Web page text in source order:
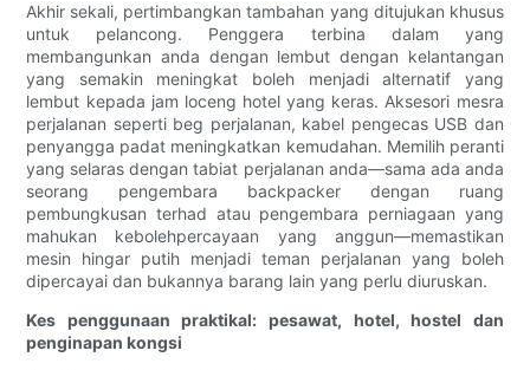
Akhir sekali, pertimbangkan tambahan yang ditujukan khusus
untuk pelancong. Penggera terbina dalam yang
membangunkan anda dengan lembut dengan kelantangan
yang semakin meningkat boleh menjadi alternatif yang
lembut kepada jam loceng hotel yang keras. Aksesori mesra
perjalanan seperti beg perjalanan, kabel pengecas USB dan
penyangga padat meningkatkan kemudahan. Memilih peranti
yang selaras dengan tabiat perjalanan anda—sama ada anda
seorang pengembara backpacker dengan ruang
pembungkusan terhad atau pengembara perniagaan yang
mahukan kebolehpercayaan yang anggun—memastikan
mesin hingar putih menjadi teman perjalanan yang boleh
dipercayai dan bukannya barang lain yang perlu diuruskan.
Kes penggunaan praktikal: pesawat, hotel, hostel dan
penginapan kongsi